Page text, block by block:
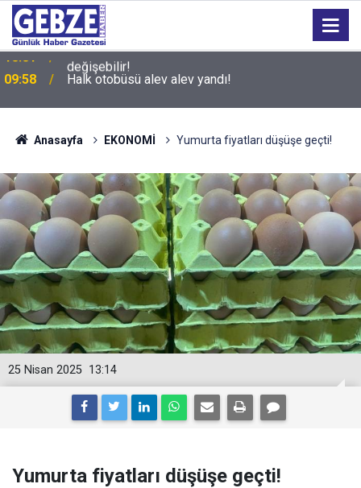
09:58 Halk otobüsü alev alev yandı!
Anasayfa EKONOMİ Yumurta fiyatları düşüşe geçti!
13:14
25 Nisan 2025
Yumurta fiyatları düşüşe geçti!